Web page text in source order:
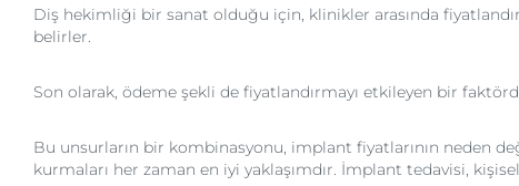
Diş hekimliği bir sanat olduğu için, klinikler arasında
belirler.
Son olarak, ödeme şekli de fiyatlandırmayı etkileyen bir
Bu unsurların bir kombinasyonu, implant fiyatlarının neden
kurmaları her zaman en iyi yaklaşımdır. İmplant tedavisi,